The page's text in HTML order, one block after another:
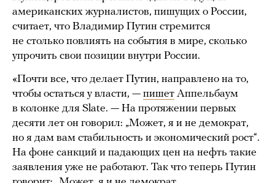
американских журналистов, пишущих о России,
считает, что Владимир Путин стремится
не столько повлиять на события в мире, сколько
упрочить свои позиции внутри России.
«Почти все, что делает Путин, направлено на то,
чтобы остаться у власти, — пишет Аппельбаум
в колонке для Slate. — На протяжении первых
десяти лет он говорил: „Может, я и не демократ,
но я дам вам стабильность и экономический рост“.
На фоне санкций и падающих цен на нефть такие
заявления уже не работают. Так что теперь Путин